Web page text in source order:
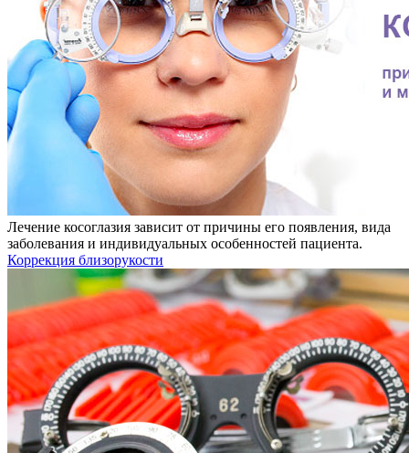
Лечение косоглазия зависит от причины его появления, вида
заболевания и индивидуальных особенностей пациента.
Коррекция близорукости